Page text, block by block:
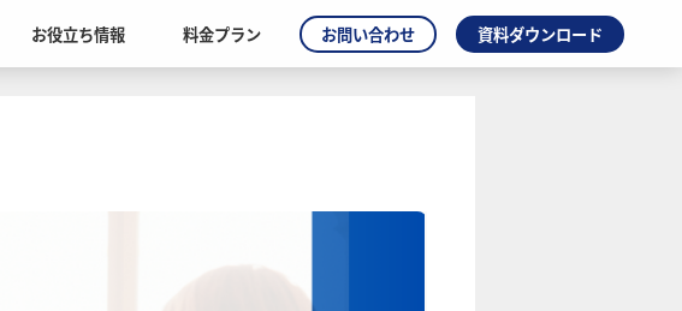
お役立ち情報 料金プラン お問い合わせ 資料ダウンロード